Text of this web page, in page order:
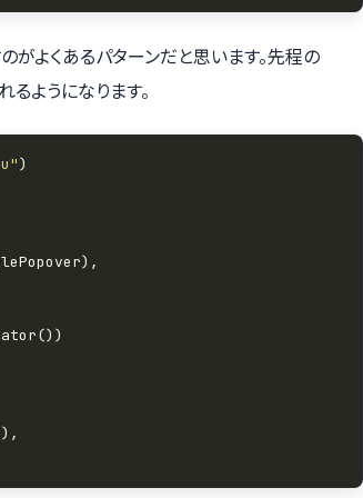
がよくあるパターンだと思います。先程の
ようになります。